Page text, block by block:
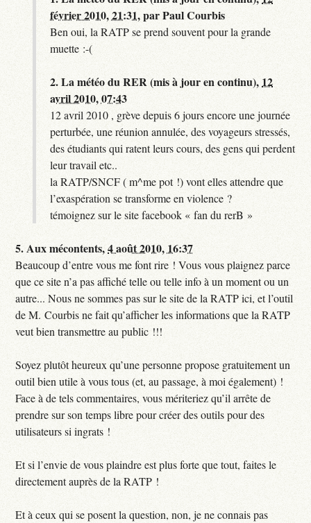
février 2010, 21:31,parPaul Courbis
Ben oui, la RATP se prend souvent pour la grande
muette :-(
2.La météo du RER (mis à jour en continu), 12
avril 2010, 07:43
12 avril 2010 , grève depuis 6 jours encore une journée
perturbée, une réunion annulée, des voyageurs stressés,
des étudiants qui ratent leurs cours, des gens qui perdent
leur travail etc..
la RATP/SNCF ( m^me pot !) vont elles attendre que
l’exaspération se transforme en violence ?
témoignez sur le site facebook « fan du rerB »
5.Aux mécontents,4 août 2010, 16:37
Beaucoup d’entre vous me font rire ! Vous vous plaignez parce
que ce site n’a pas affiché telle ou telle info à un moment ou un
autre... Nous ne sommes pas sur le site de la RATP ici, et l’outil
de M. Courbis ne fait qu’afficher les informations que la RATP
veut bien transmettre au public !!!
Soyez plutôt heureux qu’une personne propose gratuitement un
outil bien utile à vous tous (et, au passage, à moi également) !
Face à de tels commentaires, vous mériteriez qu’il arrête de
prendre sur son temps libre pour créer des outils pour des
utilisateurs si ingrats !
Et si l’envie de vous plaindre est plus forte que tout, faites le
directement auprès de la RATP !
Et à ceux qui se posent la question, non, je ne connais pas